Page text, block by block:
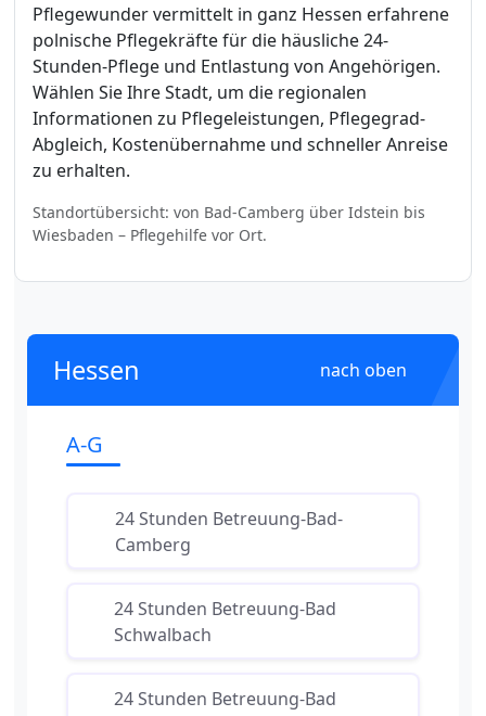
Pflegewunder vermittelt in ganz Hessen erfahrene
polnische Pflegekräfte für die häusliche 24-
Stunden-Pflege und Entlastung von Angehörigen.
Wählen Sie Ihre Stadt, um die regionalen
Informationen zu Pflegeleistungen, Pflegegrad-
Abgleich, Kostenübernahme und schneller Anreise
zu erhalten.
Standortübersicht: von Bad-Camberg über Idstein bis
Wiesbaden – Pflegehilfe vor Ort.
Hessen nach oben
A-G
24 Stunden Betreuung-Bad-
Camberg
24 Stunden Betreuung-Bad
Schwalbach
24 Stunden Betreuung-Bad